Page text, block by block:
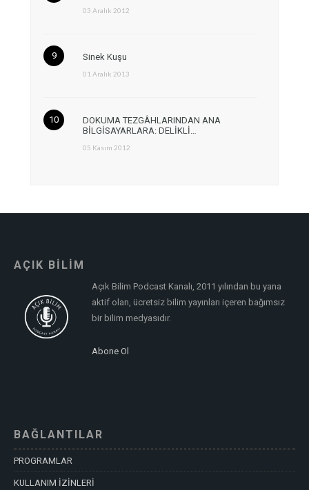
03 Aralık 2012
Sinek Kuşu
01 Aralık 2013
DOKUMA TEZGÂHLARINDAN ANA
BİLGİSAYARLARA: DELİKLİ…
05 Kasım 2012
AÇIK BİLİM
Açık Bilim Podcast Kanalı, 2011 yılından bu yana
aktif olan, ücretsiz bilim yayınları içeren bağımsız
bir bilim medyasıdır.
Abone Ol
BAĞLANTILAR
PROGRAMLAR
KULLANIM İZİNLERİ